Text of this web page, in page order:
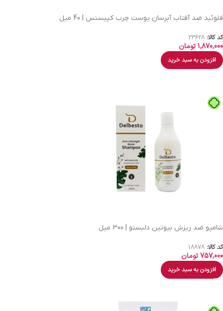
فلوئید ضد آفتاب آبرسان پوست چرب کپیسنس | 40 میل
کد کالا: 23628
1,870,000تومان
افزودن به سبد خرید
شامپو ضد ریزش بیوتین دلبستو | 300 میل
کد کالا: 18878
757,000تومان
افزودن به سبد خرید